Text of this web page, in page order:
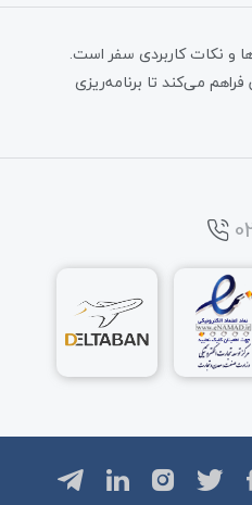
و نکات کاربردی سفر است.
می‌کند تا برنامه‌ریزی